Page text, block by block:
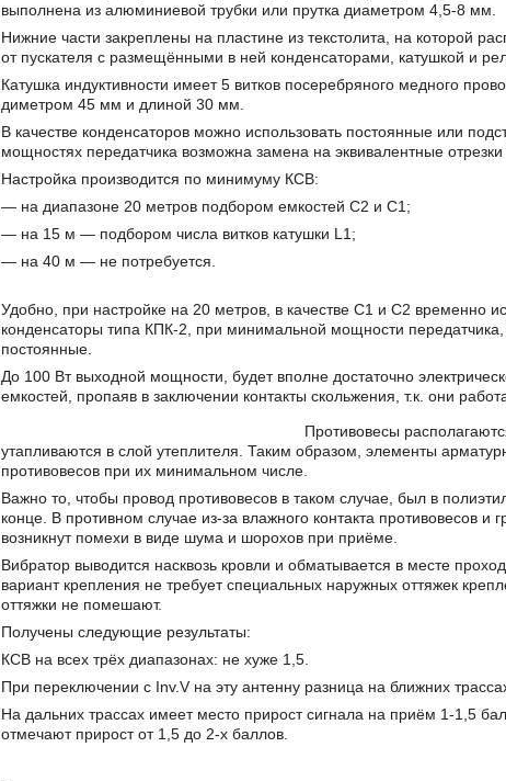
выполнена из алюминиевой трубки или прутка диаметром 4,5-8 мм.
Нижние части закреплены на пластине из текстолита, на которой
от пускателя с размещёнными в ней конденсаторами, катушкой и
Катушка индуктивности имеет 5 витков посеребряного медного
диметром 45 мм и длиной 30 мм.
В качестве конденсаторов можно использовать постоянные или
мощностях передатчика возможна замена на эквивалентные отрезки
Настройка производится по минимуму КСВ:
— на диапазоне 20 метров подбором емкостей C2 и C1;
— на 15 м — подбором числа витков катушки L1;
— на 40 м — не потребуется.
Удобно, при настройке на 20 метров, в качестве C1 и C2 временно
конденсаторы типа КПК-2, при минимальной мощности
постоянные.
До 100 Вт выходной мощности, будет вполне достаточно
емкостей, пропаяв в заключении контакты скольжения, т.к. они
Противовесы
утапливаются в слой утеплителя. Таким образом, элементы
противовесов при их минимальном числе.
Важно то, чтобы провод противовесов в таком случае, был в
конце. В противном случае из-за влажного контакта противовесов и
возникнут помехи в виде шума и шорохов при приёме.
Вибратор выводится насквозь кровли и обматывается в месте
вариант крепления не требует специальных наружных оттяжек
оттяжки не помешают.
Получены следующие результаты:
КСВ на всех трёх диапазонах: не хуже 1,5.
При переключении с Inv.V на эту антенну разница на ближних
На дальних трассах имеет место прирост сигнала на приём 1-1,5
отмечают прирост от 1,5 до 2-х баллов.